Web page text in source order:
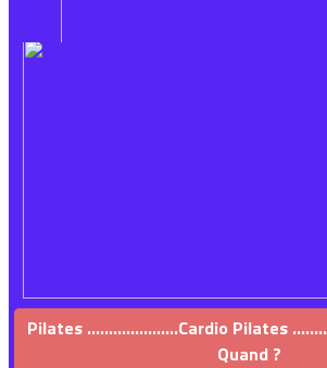
Pilates .....................Cardio Pilates
Quand ?